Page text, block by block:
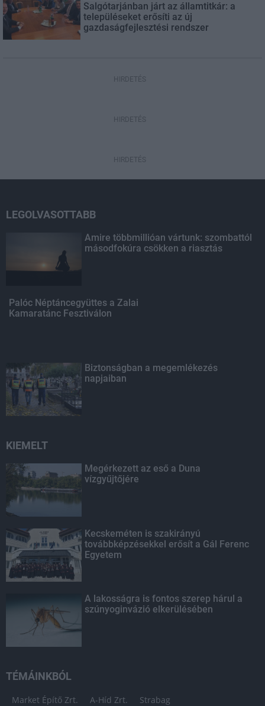
Salgótarjánban járt az államtitkár: a
településeket erősíti az új
gazdaságfejlesztési rendszer
HIRDETÉS
HIRDETÉS
HIRDETÉS
LEGOLVASOTTABB
Amire többmillióan vártunk: szombattól
másodfokúra csökken a riasztás
Palóc Néptáncegyüttes a Zalai
Kamaratánc Fesztiválon
Biztonságban a megemlékezés
napjaiban
KIEMELT
Megérkezett az eső a Duna
vízgyűjtőjére
Kecskeméten is szakirányú
továbbképzésekkel erősít a Gál Ferenc
Egyetem
A lakosságra is fontos szerep hárul a
szúnyoginvázió elkerülésében
TÉMÁINKBÓL
Market Építő Zrt. A-Híd Zrt. Strabag